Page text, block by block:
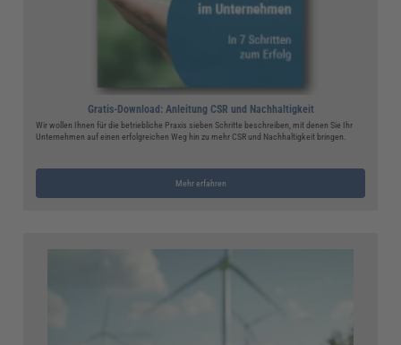
Gratis-Download: Anleitung CSR und Nachhaltigkeit
Wir wollen Ihnen für die betriebliche Praxis sieben Schritte beschreiben, mit denen Sie Ihr
Unternehmen auf einen erfolgreichen Weg hin zu mehr CSR und Nachhaltigkeit bringen.
Mehr erfahren